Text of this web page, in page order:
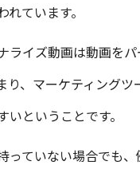
ています。
ライズ動画は動画を
り、マーケティング
ということです。
っていない場合でも